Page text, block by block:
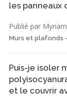
les panneaux
Publié par Myriam
Murs et plafonds
Puis-je isoler
et le couvrir